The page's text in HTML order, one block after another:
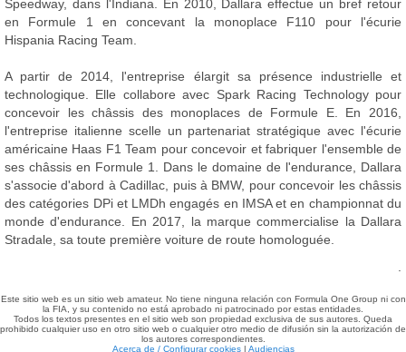
Speedway, dans l'Indiana. En 2010, Dallara effectue un bref retour
en Formule 1 en concevant la monoplace F110 pour l'écurie
Hispania Racing Team.
A partir de 2014, l'entreprise élargit sa présence industrielle et
technologique. Elle collabore avec Spark Racing Technology pour
concevoir les châssis des monoplaces de Formule E. En 2016,
l'entreprise italienne scelle un partenariat stratégique avec l'écurie
américaine Haas F1 Team pour concevoir et fabriquer l'ensemble de
ses châssis en Formule 1. Dans le domaine de l'endurance, Dallara
s'associe d'abord à Cadillac, puis à BMW, pour concevoir les châssis
des catégories DPi et LMDh engagés en IMSA et en championnat du
monde d'endurance. En 2017, la marque commercialise la Dallara
Stradale, sa toute première voiture de route homologuée.
Este sitio web es un sitio web amateur. No tiene ninguna relación con Formula One Group ni con
la FIA, y su contenido no está aprobado ni patrocinado por estas entidades.
Todos los textos presentes en el sitio web son propiedad exclusiva de sus autores. Queda
prohibido cualquier uso en otro sitio web o cualquier otro medio de difusión sin la autorización de
los autores correspondientes.
Acerca de / Configurar cookies| Audiencias